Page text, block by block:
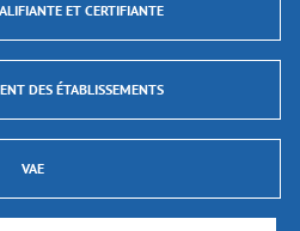
ET CERTIFIANTE
DES ÉTABLISSEMENTS
VAE